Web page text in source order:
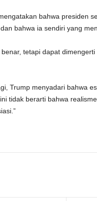
bahwa presiden
bahwa ia sendiri yang
tetapi dapat
Trump menyadari bahwa
tidak berarti bahwa